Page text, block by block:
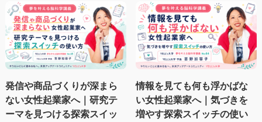
発信や商品づくりが深まら
ない女性起業家へ｜研究テ
ーマを見つける探索スイッ
情報を見ても何も浮かばな
い女性起業家へ｜気づきを
増やす探索スイッチの使い